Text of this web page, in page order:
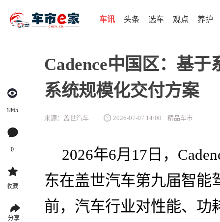
车讯 头条 选车 观点 养护
1865
0
收藏
分享
Cadence中国区：基
系统规模化交付方案
来源：盖世汽车 2026-07-07 14:00 精品车市
2026年6月17日，
东在盖世汽车第九届智能
前，汽车行业对性能、功